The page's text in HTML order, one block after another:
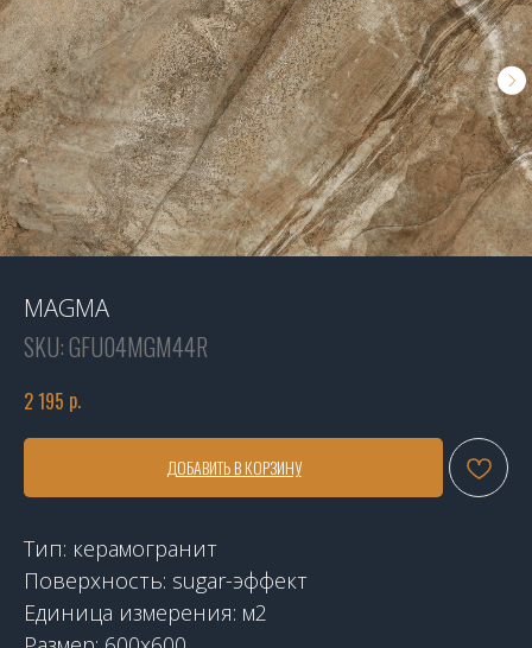
MAGMA
SKU:GFU04MGM44R
2 195 р.
ДОБАВИТЬ В КОРЗИНУ
Тип: керамогранит
Поверхность: sugar-эффект
Единица измерения: м2